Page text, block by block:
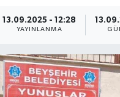
13.09.2025 - 12:28
YAYINLANMA